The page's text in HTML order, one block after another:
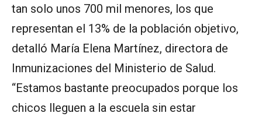
tan solo unos 700 mil menores, los que
representan el 13% de la población objetivo,
detalló María Elena Martínez, directora de
Inmunizaciones del Ministerio de Salud.
“Estamos bastante preocupados porque los
chicos lleguen a la escuela sin estar